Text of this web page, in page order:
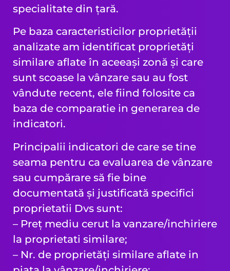
specialitate din țară.
Pe baza caracteristicilor proprietății
analizate am identificat proprietăți
similare aflate în aceeași zonă și care
sunt scoase la vânzare sau au fost
vândute recent, ele fiind folosite ca
baza de comparatie in generarea de
indicatori.
Principalii indicatori de care se tine
seama pentru ca evaluarea de vânzare
sau cumpărare să fie bine
documentată și justificată specifici
proprietatii Dvs sunt:
– Preț mediu cerut la vanzare/inchiriere
la proprietati similare;
– Nr. de proprietăți similare aflate in